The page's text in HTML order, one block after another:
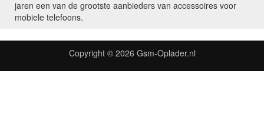
jaren een van de grootste aanbieders van accessoires voor
mobiele telefoons.
Copyright © 2026 Gsm-Oplader.nl